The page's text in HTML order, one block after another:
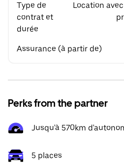
Type de
contrat et
durée
Location
Assurance (à partir de)
Perks from the partner
Jusqu'à 570km
5 places